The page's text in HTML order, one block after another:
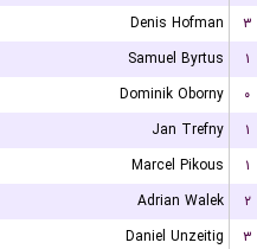
Denis Hofman
۳
Samuel Byrtus
۱
Dominik Oborny
۰
Jan Trefny
۱
Marcel Pikous
۱
Adrian Walek
۲
Daniel Unzeitig
۳